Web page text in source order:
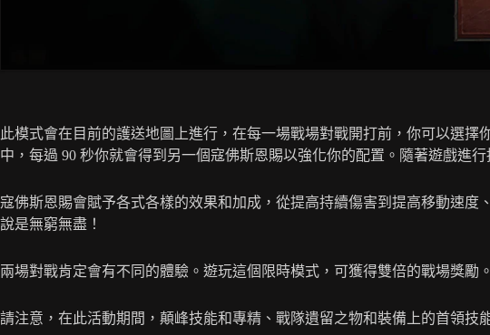
此模式會在目前的護送地圖上進行，在每一場戰場對戰開打前，你可以選
中，每過 90 秒你就會得到另一個寇佛斯恩賜以強化你的配置。隨著遊戲進
寇佛斯恩賜會賦予各式各樣的效果和加成，從提高持續傷害到提高移動速
說是無窮無盡！
兩場對戰肯定會有不同的體驗。遊玩這個限時模式，可獲得雙倍的戰場獎勵。
請注意，在此活動期間，顛峰技能和專精、戰隊遺留之物和裝備上的首領技